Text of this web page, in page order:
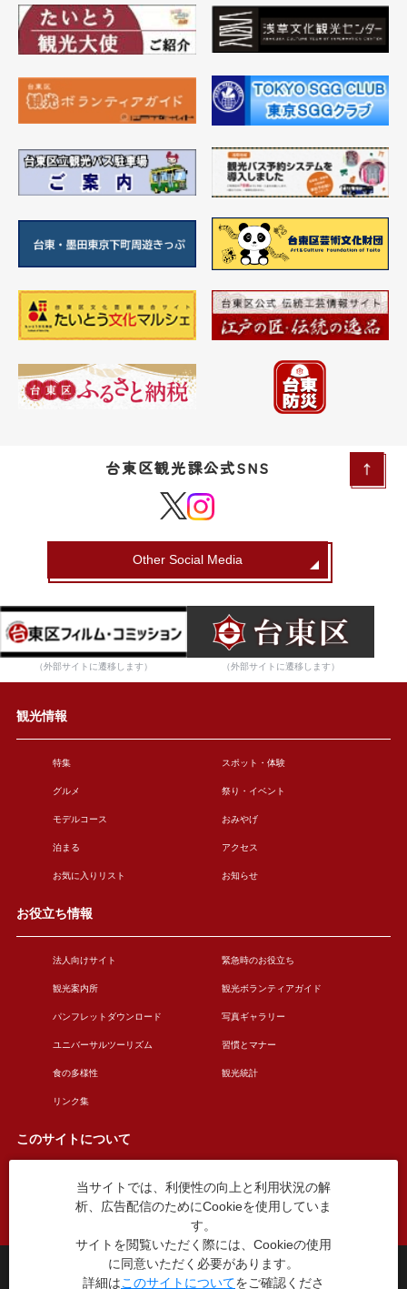
台東区観光課公式SNS
Other Social Media
（外部サイトに遷移します） （外部サイトに遷移します）
観光情報
特集 スポット・体験
グルメ 祭り・イベント
モデルコース おみやげ
泊まる アクセス
お気に入りリスト お知らせ
お役立ち情報
法人向けサイト 緊急時のお役立ち
観光案内所 観光ボランティアガイド
パンフレットダウンロード 写真ギャラリー
ユニバーサルツーリズム 習慣とマナー
食の多様性 観光統計
リンク集
このサイトについて
このサイトについて 広告掲載について
お問い合わせ
台東区役所観光課
〒110-8615 東京都台東区東上野4丁目5番6号
当サイトでは、利便性の向上と利用状況の解
析、広告配信のためにCookieを使用していま
す。
サイトを閲覧いただく際には、Cookieの使用
に同意いただく必要があります。
詳細はこのサイトについてをご確認くださ